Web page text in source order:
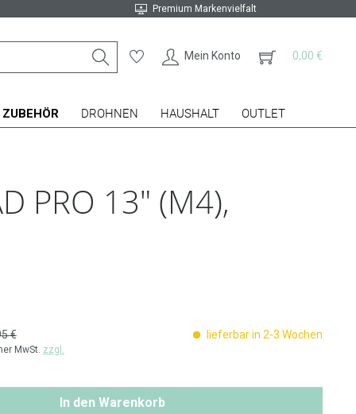
Premium Markenvielfalt
Mein Konto 0,00 €
ZUBEHÖR DROHNEN HAUSHALT OUTLET
PRO 13" (M4),
€
MwSt. zzgl.
lieferbar in 2-3 Wochen
In den Warenkorb